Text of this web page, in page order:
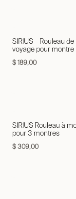
SIRIUS – Rouleau de
voyage pour montre
$189,00
SIRIUS Rouleau à
pour 3 montres
$309,00